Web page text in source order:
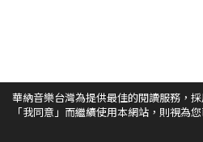
華納音樂台灣為提供最佳的閱讀服務，
「我同意」而繼續使用本網站，則視為